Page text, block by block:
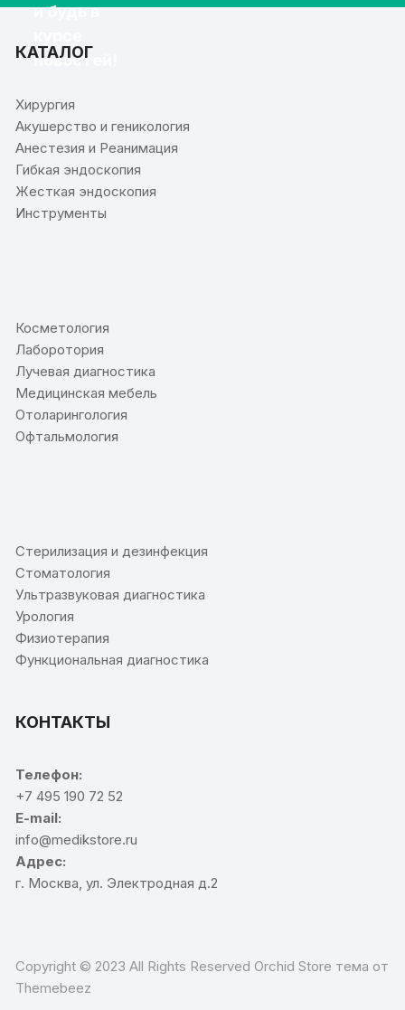
и будь в
новостей!
КАТАЛОГ
Хирургия
Акушерство и геникология
Анестезия и Реанимация
Гибкая эндоскопия
Жесткая эндоскопия
Инструменты
Косметология
Лаборотория
Лучевая диагностика
Медицинская мебель
Отоларингология
Офтальмология
Стерилизация и дезинфекция
Стоматология
Ультразвуковая диагностика
Урология
Физиотерапия
Функциональная диагностика
КОНТАКТЫ
Телефон:
+7 495 190 72 52
E-mail:
info@medikstore.ru
Адрес:
г. Москва, ул. Электродная д.2
Copyright © 2023 All Rights Reserved Orchid Store тема от
Themebeez